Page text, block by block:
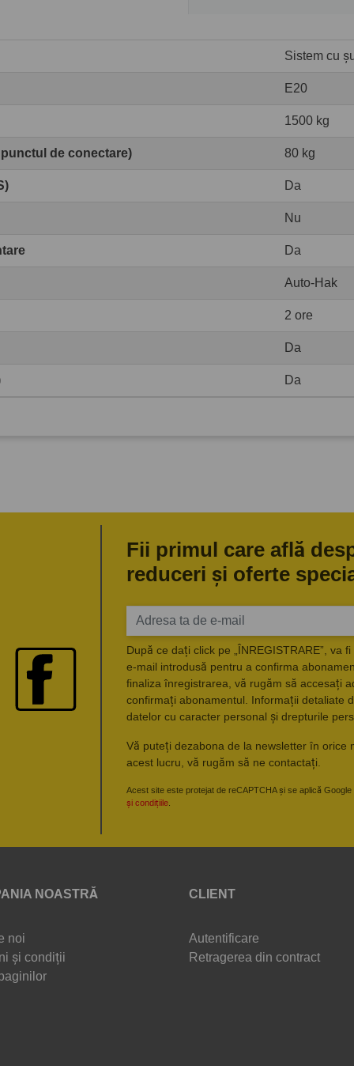
Sistem cu
E20
1500 kg
de conectare) 80 kg
Da
Nu
Da
Auto-Hak
2 ore
Da
Da
Fii primul care află
reduceri și oferte
După ce dați click pe „ÎNREGISTRARE”, va
e-mail introdusă pentru a confirma
finaliza înregistrarea, vă rugăm să accesați
confirmați abonamentul. Informații detaliate
datelor cu caracter personal și drepturile
Vă puteți dezabona de la newsletter în orice
acest lucru, vă rugăm să ne contactați.
Acest site este protejat de reCAPTCHA și se aplică Google
și condițiile
NOASTRĂ
noi
și condiții
CLIENT
Autentificare
Retragerea din contract